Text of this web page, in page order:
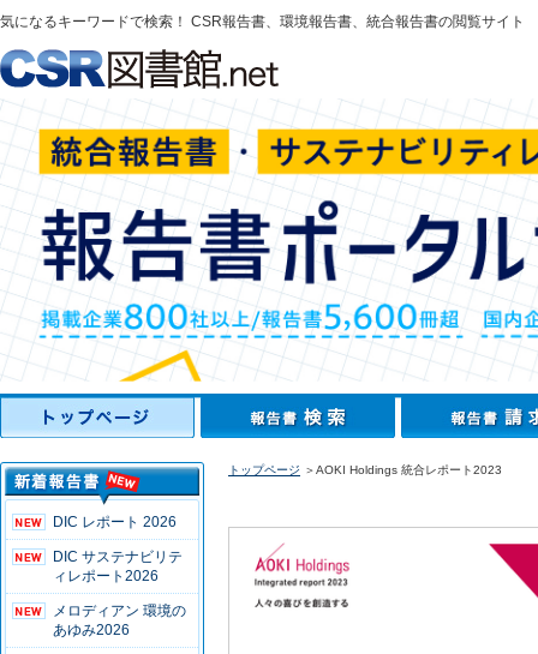
気になるキーワードで検索！ CSR報告書、環境報告書、統合報告書の閲覧サイト
DIC レポート 2026
DIC サステナビリテ
ィレポート2026
メロディアン 環境の
あゆみ2026
トップページ ＞AOKI Holdings 統合レポート2023